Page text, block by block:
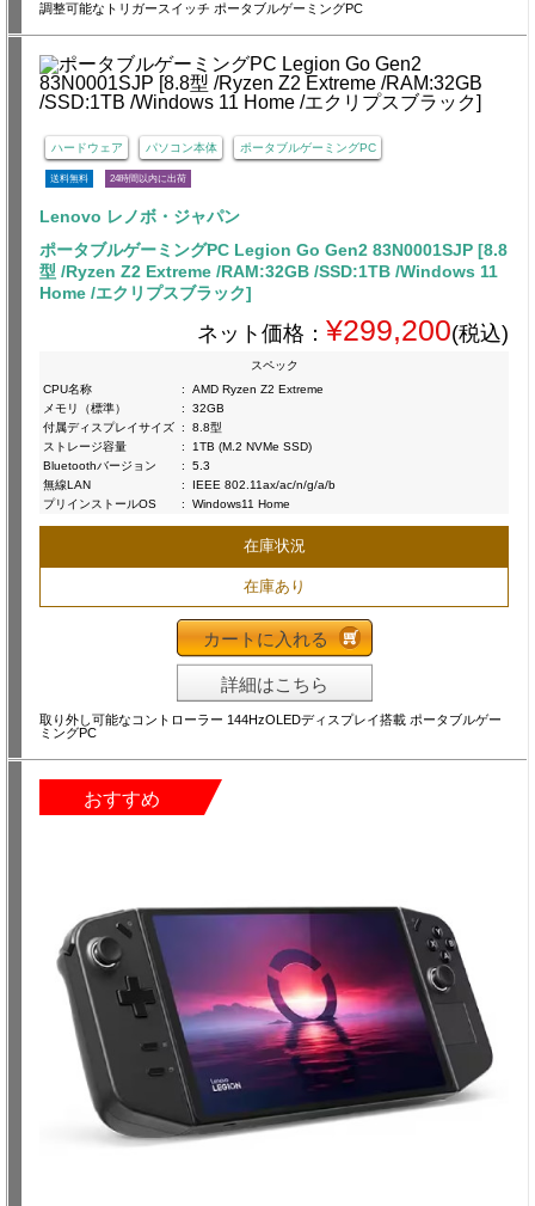
調整可能なトリガースイッチ ポータブルゲーミングPC
ハードウェア パソコン本体 ポータブルゲーミングPC
送料無料 24時間以内に出荷
Lenovo レノボ・ジャパン
ポータブルゲーミングPC Legion Go Gen2 83N0001SJP [8.8
型 /Ryzen Z2 Extreme /RAM:32GB /SSD:1TB /Windows 11
Home /エクリプスブラック]
ネット価格： ¥299,200(税込)
スペック
CPU名称
:
AMD Ryzen Z2 Extreme
メモリ（標準）
:
32GB
付属ディスプレイサイズ :
8.8型
ストレージ容量
:
1TB (M.2 NVMe SSD)
Bluetoothバージョン
:
5.3
無線LAN
:
IEEE 802.11ax/ac/n/g/a/b
プリインストールOS
: Windows11 Home
在庫状況
在庫あり
カートに入れる
詳細はこちら
取り外し可能なコントローラー 144HzOLEDディスプレイ搭載 ポータブルゲー
ミングPC
おすすめ